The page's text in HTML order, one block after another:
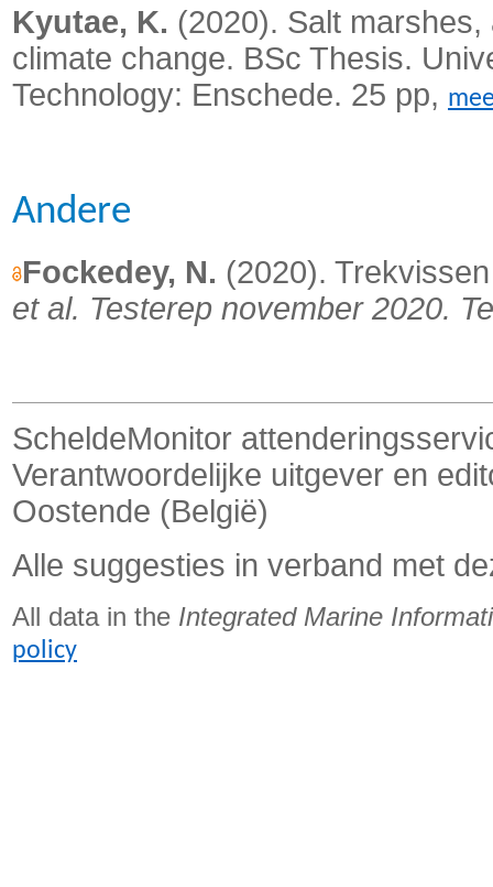
Kyutae, K. (2020). Salt
climate change. BSc Thesis.
Technology: Enschede. 25 pp,
Andere
Fockedey, N. (2020).
et al. Testerep november 2020.
ScheldeMonitor
Verantwoordelijke uitgever en
Oostende (België)
Alle suggesties in verband met
All data in the Integrated Marine
policy